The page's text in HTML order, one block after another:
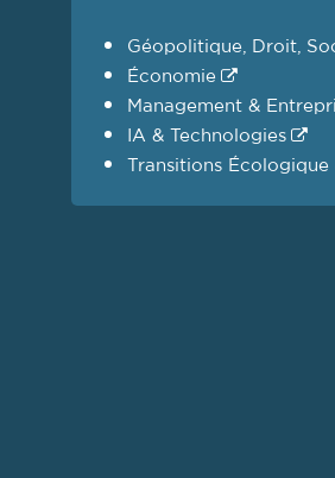
Géopolitique, Droit,
Économie
Management &
IA & Technologies
Transitions